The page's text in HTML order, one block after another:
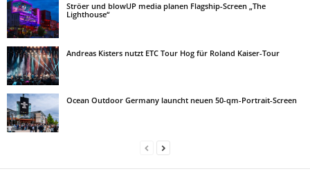
Ströer und blowUP media planen Flagship-Screen „The
Lighthouse“
Andreas Kisters nutzt ETC Tour Hog für Roland Kaiser-Tour
Ocean Outdoor Germany launcht neuen 50-qm-Portrait-Screen